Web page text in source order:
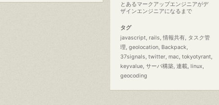
とあるマークアップエンジニアがデ
ザインエンジニアになるまで
タグ
javascript rails 情報共有
タスク管
理 geolocation Backpack
37signals twitter mac tokyotyrant
keyvalue サーバ構築 連載 linux
geocoding